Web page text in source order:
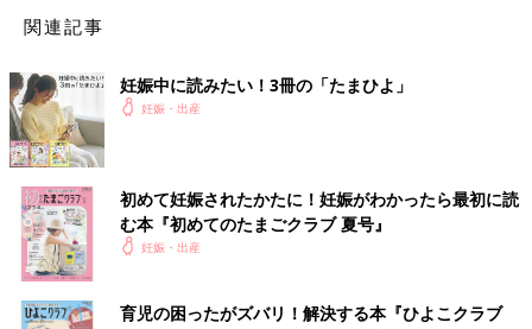
関連記事
妊娠中に読みたい！3冊の「たまひよ」
妊娠・出産
初めて妊娠されたかたに！妊娠がわかったら最初に読
む本『初めてのたまごクラブ 夏号』
妊娠・出産
育児の困ったがズバリ！解決する本『ひよこクラブ